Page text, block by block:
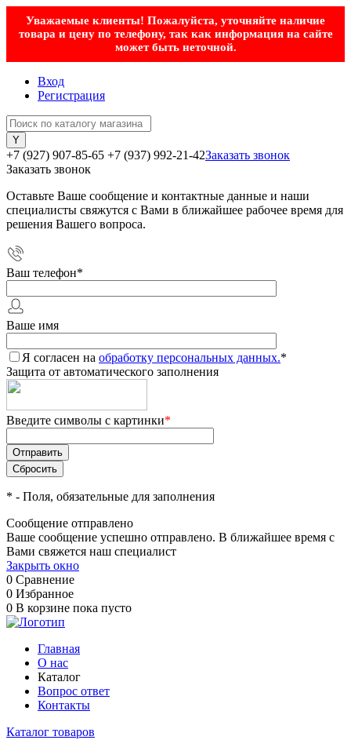
Уважаемые клиенты! Пожалуйста, уточняйте наличие
товара и цену по телефону, так как информация на сайте
может быть неточной.
Вход
Регистрация
+7 (927) 907-85-65 +7 (937) 992-21-42Заказать звонок
Заказать звонок
Оставьте Ваше сообщение и контактные данные и наши
специалисты свяжутся с Вами в ближайшее рабочее время для
решения Вашего вопроса.
Ваш телефон*
Ваше имя
Я согласен на обработку персональных данных.*
Защита от автоматического заполнения
Введите символы с картинки*
* - Поля, обязательные для заполнения
Сообщение отправлено
Ваше сообщение успешно отправлено. В ближайшее время с
Вами свяжется наш специалист
Закрыть окно
0 Сравнение
0 Избранное
0 В корзине пока пусто
Главная
О нас
Каталог
Вопрос ответ
Контакты
Каталог товаров